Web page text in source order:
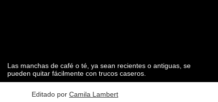
Las manchas de café o té, ya sean recientes o antiguas, se
pueden quitar fácilmente con trucos caseros.
Editado por Camila Lambert